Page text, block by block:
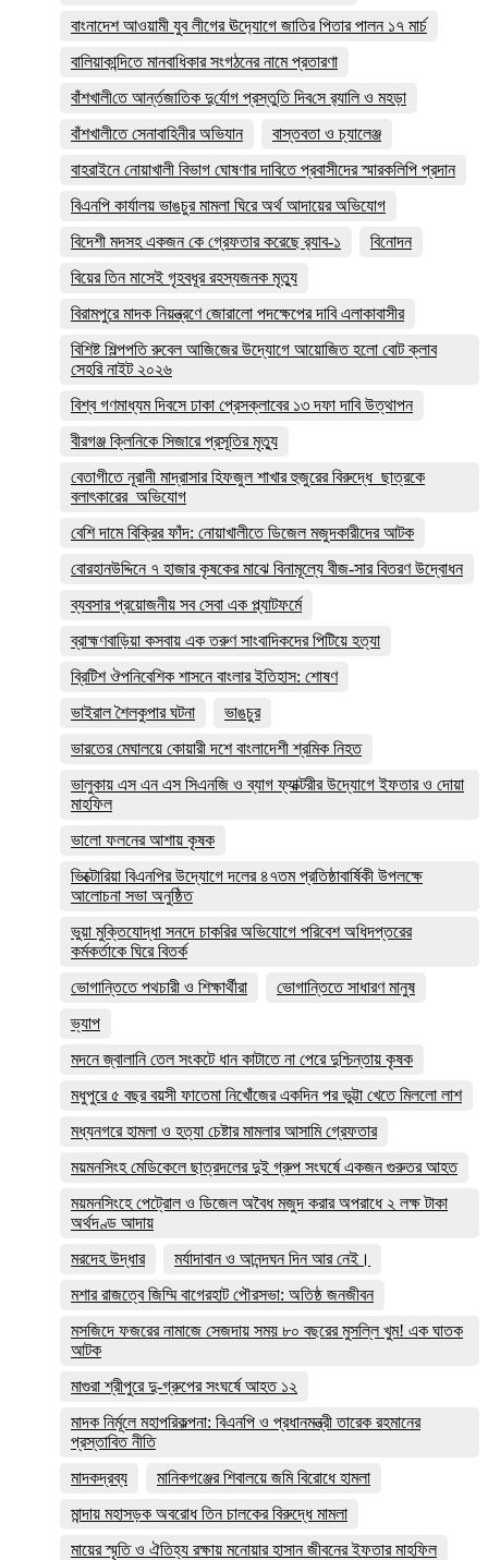
বাংনাদেশ আওয়ামী যুব লীগের ঊদ‍্যোগে জাতির পিতার পালন ১৭ মার্চ
বালিয়াকান্দিতে মানবাধিকার সংগঠনের নামে প্রতারণা
বাঁশখালী‌তে আর্ন্তজা‌তিক দু‌র্যোগ প্রস্তু‌তি দিব‌সে র‌্যালি ও মহড়া
বাঁশখালীতে সেনাবাহিনীর অভিযান
বাস্তবতা ও চ্যালেঞ্জ
বাহরাইনে নোয়াখালী বিভাগ ঘোষণার দাবিতে প্রবাসীদের স্মারকলিপি প্রদান
বিএনপি কার্যালয় ভাঙচুর মামলা ঘিরে অর্থ আদায়ের অভিযোগ
বিদেশী মদসহ একজন কে গ্রেফতার করেছে র‌্যাব-১
বিনোদন
বিয়ের তিন মাসেই গৃহবধূর রহস্যজনক মৃত্যু
বিরামপুরে মাদক নিয়ন্ত্রণে জোরালো পদক্ষেপের দাবি এলাকাবাসীর
বিশিষ্ট শিল্পপতি রুবেল আজিজের উদ্যোগে আয়োজিত হলো বোট ক্লাব
সেহরি নাইট ২০২৬
বিশ্ব গণমাধ্যম দিবসে ঢাকা প্রেসক্লাবের ১৩ দফা দাবি উত্থাপন
বীরগঞ্জ ক্লিনিকে সিজারে প্রসূতির মৃত্যু
বেতাগীতে নূরানী মাদ্রাসার হিফজুল শাখার হুজুরের বিরুদ্ধে ছাত্রকে
বলাৎকারের অভিযোগ
বেশি দামে বিক্রির ফাঁদ: নোয়াখালীতে ডিজেল মজুদকারীদের আটক
বোরহানউদ্দিনে ৭ হাজার কৃষকের মাঝে বিনামূল্যে বীজ-সার বিতরণ উদ্বোধন
ব্যবসার প্রয়োজনীয় সব সেবা এক প্ল্যাটফর্মে
ব্রাহ্মণবাড়িয়া কসবায় এক তরুণ সাংবাদিকদের পিটিয়ে হত্যা
ব্রিটিশ ঔপনিবেশিক শাসনে বাংলার ইতিহাস: শোষণ
ভাইরাল শৈলকুপার ঘটনা
ভাঙচুর
ভারতের মেঘালয়ে কোয়ারী দশে বাংলাদেশী শ্রমিক নিহত
ভালুকায় এস এন এস সিএনজি ও ব্যাগ ফ্যাক্টরীর উদ্যোগে ইফতার ও দোয়া
মাহফিল
ভালো ফলনের আশায় কৃষক
ভিক্টোরিয়া বিএনপির উদ্যোগে দলের ৪৭তম প্রতিষ্ঠাবার্ষিকী উপলক্ষে
আলোচনা সভা অনুষ্ঠিত
ভুয়া মুক্তিযোদ্ধা সনদে চাকরির অভিযোগে পরিবেশ অধিদপ্তরের
কর্মকর্তাকে ঘিরে বিতর্ক
ভোগান্তিতে পথচারী ও শিক্ষার্থীরা
ভোগান্তিতে সাধারণ মানুষ
ভ্যাপ
মদনে জ্বালানি তেল সংকটে ধান কাটাতে না পেরে দুশ্চিন্তায় কৃষক
মধুপুরে ৫ বছর বয়সী ফাতেমা নিখোঁজের একদিন পর ভুট্টা খেতে মিললো লাশ
মধ্যনগরে হামলা ও হত্যা চেষ্টার মামলার আসামি গ্রেফতার
ময়মনসিংহ মেডিকেলে ছাত্রদলের দুই গ্রুপ সংঘর্ষে একজন গুরুতর আহত
ময়মনসিংহে পেট্রোল ও ডিজেল অবৈধ মজুদ করার অপরাধে ২ লক্ষ টাকা
অর্থদণ্ড আদায়
মরদেহ উদ্ধার
মর্যাদাবান ও আনন্দঘন দিন আর নেই।
মশার রাজত্বে জিম্মি বাগেরহাট পৌরসভা: অতিষ্ঠ জনজীবন
মসজিদে ফজরের নামাজে সেজদায় সময় ৮০ বছরের মুসল্লি খুম! এক ঘাতক
আটক
মাগুরা শ্রীপুরে দু-গ্রুপের সংঘর্ষে আহত ১২
মাদক নির্মূলে মহাপরিকল্পনা: বিএনপি ও প্রধানমন্ত্রী তারেক রহমানের
প্রস্তাবিত নীতি
মাদকদ্রব্য
মানিকগঞ্জের শিবালয়ে জমি বিরোধে হামলা
মান্দায় মহাসড়ক অবরোধ তিন চালকের বিরুদ্ধে মামলা
মায়ের স্মৃতি ও ঐতিহ্য রক্ষায় মনোয়ার হাসান জীবনের ইফতার মাহফিল